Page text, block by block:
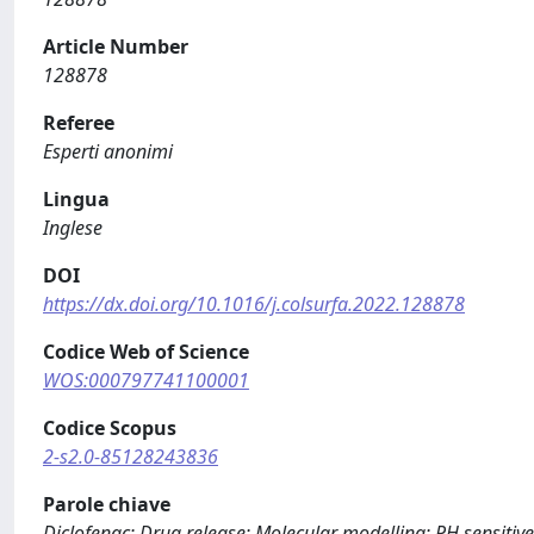
Article Number
128878
Referee
Esperti anonimi
Lingua
Inglese
DOI
https://dx.doi.org/10.1016/j.colsurfa.2022.128878
Codice Web of Science
WOS:000797741100001
Codice Scopus
2-s2.0-85128243836
Parole chiave